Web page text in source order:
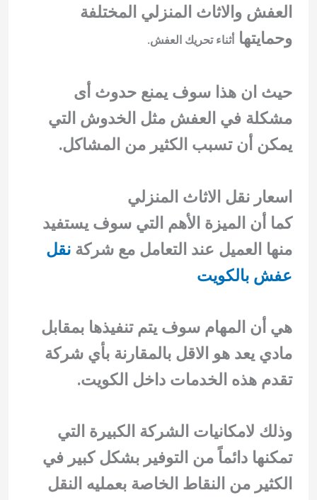
العفش والاثاث المنزلي المختلفة
وحمايتهاأثناء تحريك العفش.
حيث ان هذا سوف يمنع حدوث أى
مشكلة في العفش مثل الخدوش التي
يمكن أن تسبب الكثير من المشاكل.
اسعار نقل الاثاث المنزلي
كما أن الميزة الأهم التي سوف يستفيد
منها العميل عند التعامل مع شركةنقل
عفش بالكويت
هي أن المهام سوف يتم تنفيذها بمقابل
مادي يعد هو الاقل بالمقارنة بأي شركة
تقدم هذه الخدمات داخل الكويت.
وذلك لامكانيات الشركة الكبيرة التي
تمكنها دائماً من التوفير بشكل كبير في
الكثير من النقاط الخاصة بعمليه النقل